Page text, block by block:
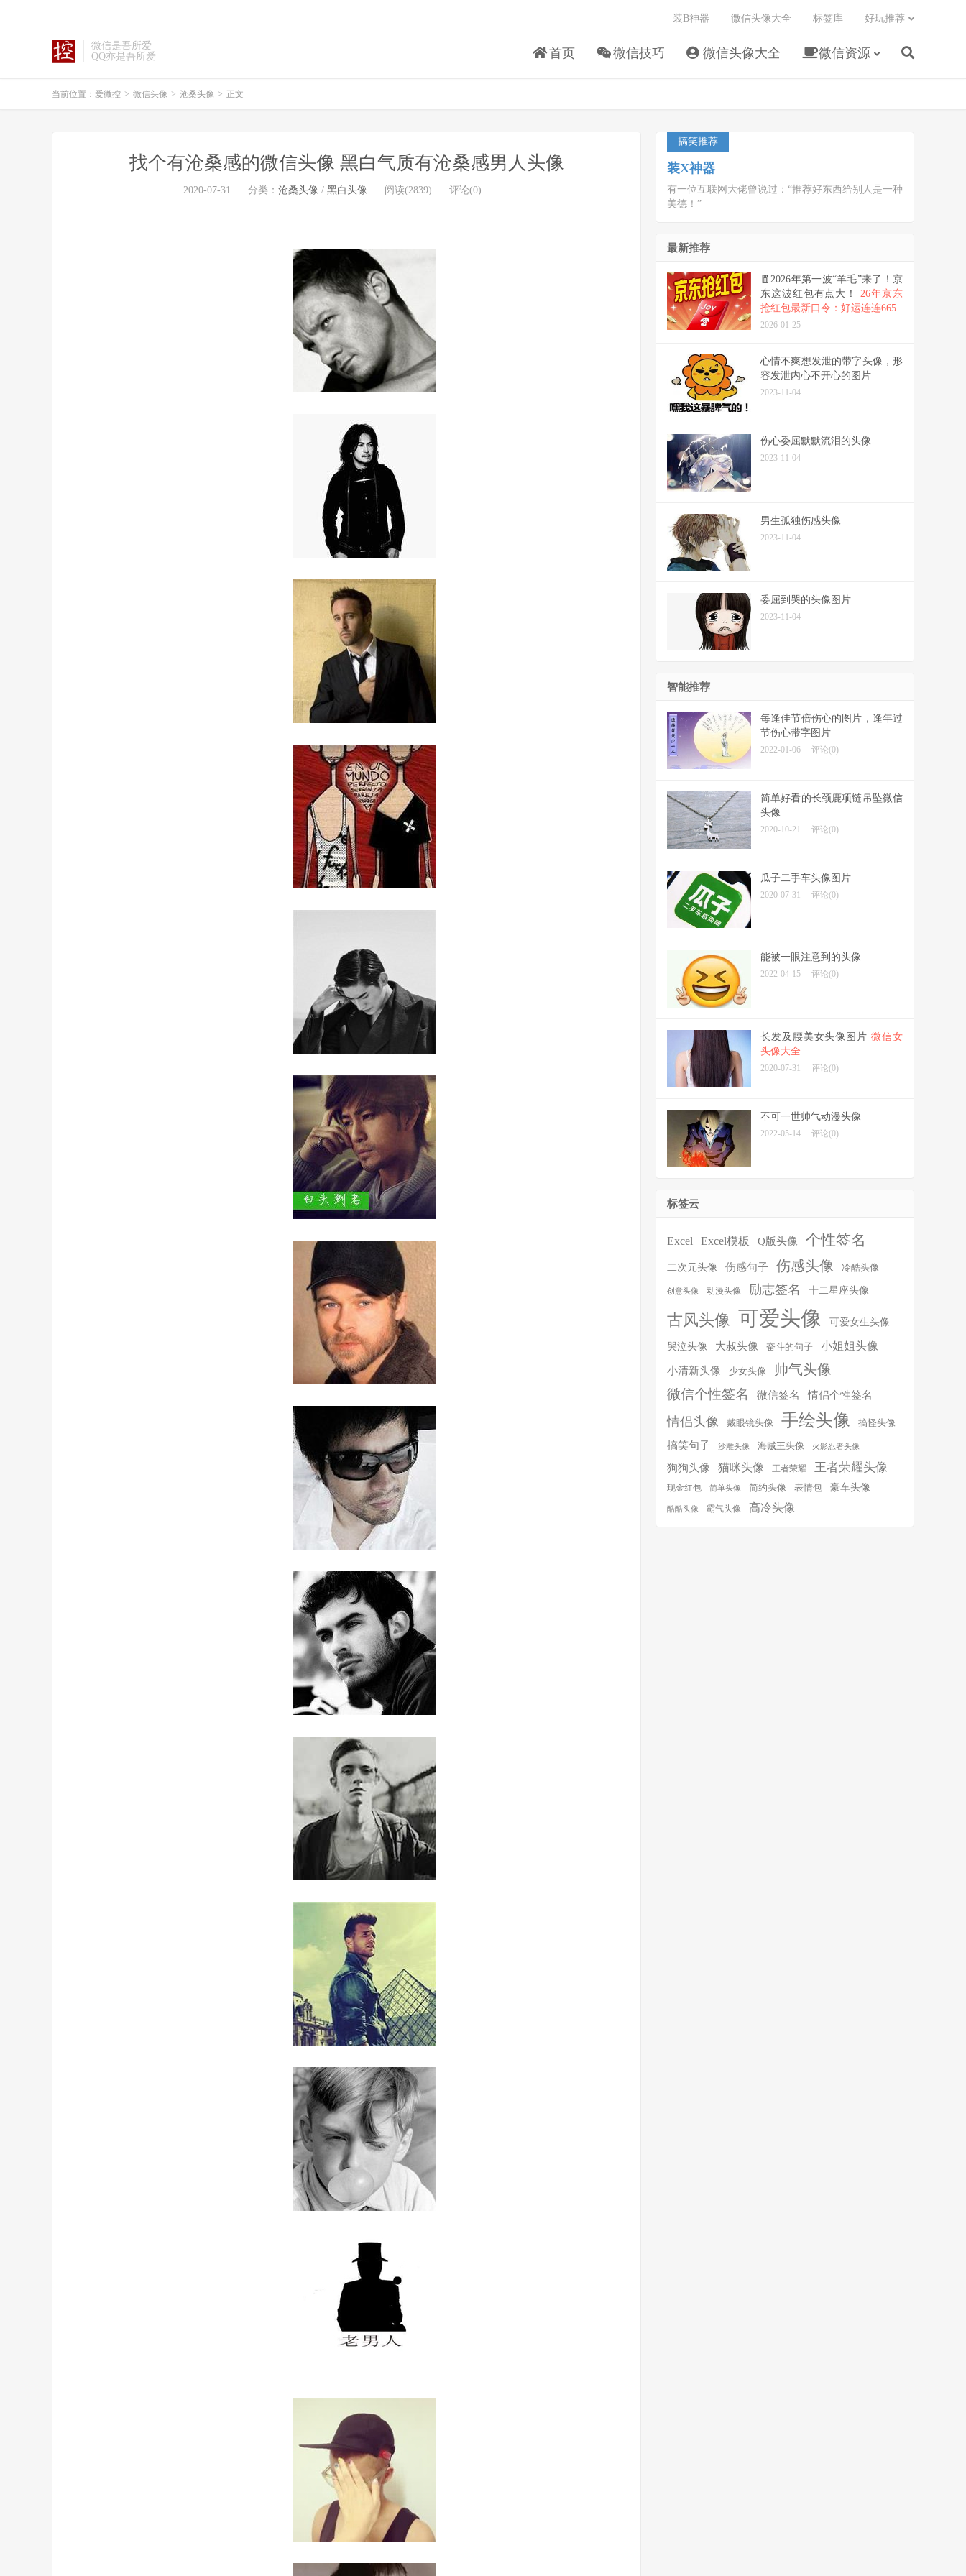
微信是吾所爱
QQ亦是吾所爱
首页 微信技巧 微信头像大全 微信资源
装B神器 微信头像大全 标签库 好玩推荐
当前位置： 爱微控 > 微信头像 > 沧桑头像 > 正文
找个有沧桑感的微信头像 黑白气质有沧桑感男人头像
2020-07-31 分类： 沧桑头像 / 黑白头像 阅读(2839) 评论(0)
搞笑推荐
装X神器
有一位互联网大佬曾说过：“推荐好东西给别人是一种
美德！”
最新推荐
🧧2026年第一波“羊毛”来了！京
东这波红包有点大！ 26年京东
抢红包最新口令：好运连连665
2026-01-25
心情不爽想发泄的带字头像，形
容发泄内心不开心的图片
2023-11-04
伤心委屈默默流泪的头像
2023-11-04
男生孤独伤感头像
2023-11-04
委屈到哭的头像图片
2023-11-04
智能推荐
每逢佳节倍伤心的图片，逢年过
节伤心带字图片
2022-01-06 评论(0)
简单好看的长颈鹿项链吊坠微信
头像
2020-10-21 评论(0)
瓜子二手车头像图片
2020-07-31 评论(0)
能被一眼注意到的头像
2022-04-15 评论(0)
长发及腰美女头像图片 微信女
头像大全
2020-07-31 评论(0)
不可一世帅气动漫头像
2022-05-14 评论(0)
标签云
Excel Excel模板 Q版头像 个性签名
二次元头像 伤感句子 伤感头像 冷酷头像
创意头像 动漫头像 励志签名 十二星座头像
古风头像 可爱头像 可爱女生头像
哭泣头像 大叔头像 奋斗的句子 小姐姐头像
小清新头像 少女头像 帅气头像
微信个性签名 微信签名 情侣个性签名
情侣头像 戴眼镜头像 手绘头像 搞怪头像
搞笑句子 沙雕头像 海贼王头像 火影忍者头像
狗狗头像 猫咪头像 王者荣耀 王者荣耀头像
现金红包 简单头像 简约头像 表情包 豪车头像
酷酷头像 霸气头像 高冷头像